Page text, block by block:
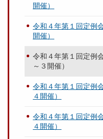
開催）
令和４年第１回定例
開催）
令和４年第１回定例
～３開催）
令和４年第１回定例
４開催）
令和４年第１回定例
４開催）